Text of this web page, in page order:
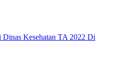
Kesehatan TA 2022 Di